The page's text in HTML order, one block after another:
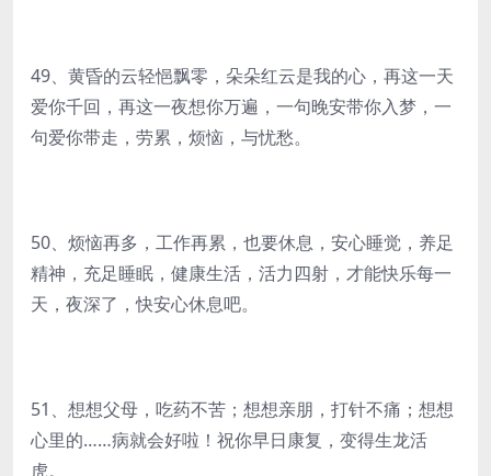
49、黄昏的云轻悒飘零，朵朵红云是我的心，再这一天
爱你千回，再这一夜想你万遍，一句晚安带你入梦，一
句爱你带走，劳累，烦恼，与忧愁。
50、烦恼再多，工作再累，也要休息，安心睡觉，养足
精神，充足睡眠，健康生活，活力四射，才能快乐每一
天，夜深了，快安心休息吧。
51、想想父母，吃药不苦；想想亲朋，打针不痛；想想
心里的……病就会好啦！祝你早日康复，变得生龙活
虎。